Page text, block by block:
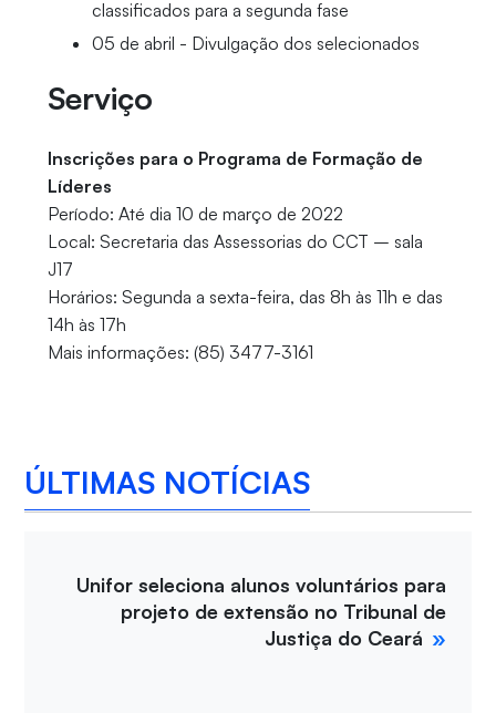
classificados para a segunda fase
05 de abril - Divulgação dos selecionados
Serviço
Inscrições para o Programa de Formação de
Líderes
Período: Até dia 10 de março de 2022
Local: Secretaria das Assessorias do CCT – sala
J17
Horários: Segunda a sexta-feira, das 8h às 11h e das
14h às 17h
Mais informações: (85) 3477-3161
ÚLTIMAS NOTÍCIAS
Unifor seleciona alunos voluntários para
projeto de extensão no Tribunal de
Justiça do Ceará